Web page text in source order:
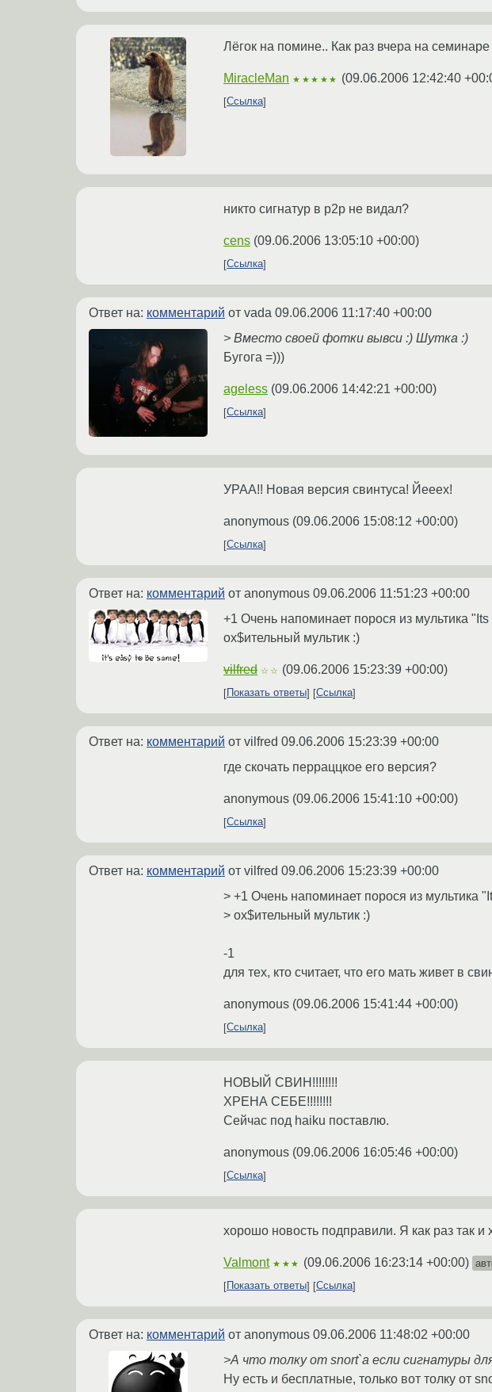
Лёгок на помине.. Как раз вчера на
MiracleMan ★★★★★ (09.06.2006 12:42:40
Ссылка
никто сигнатур в p2p не видал?
cens (09.06.2006 13:05:10 +00:00)
Ссылка
Ответ на: комментарий от vada 09.06.2006 11:17:40 +00:00
> Вместо своей фотки вывси :) Шутка :)
Бугога =)))
ageless (09.06.2006 14:42:21 +00:00)
Ссылка
УРАА!! Новая версия свинтуса! Йееех!
anonymous (09.06.2006 15:08:12 +00:00)
Ссылка
Ответ на: комментарий от anonymous 09.06.2006 11:51:23 +00:00
+1 Очень напоминает порося из мультика
ох$ительный мультик :)
vilfred ☆☆ (09.06.2006 15:23:39 +00:00)
Показать ответы Ссылка
Ответ на: комментарий от vilfred 09.06.2006 15:23:39 +00:00
где скочать перраццкое его версия?
anonymous (09.06.2006 15:41:10 +00:00)
Ссылка
Ответ на: комментарий от vilfred 09.06.2006 15:23:39 +00:00
> +1 Очень напоминает порося из мультика
> ох$ительный мультик :)
-1
для тех, кто считает, что его мать живет в
anonymous (09.06.2006 15:41:44 +00:00)
Ссылка
НОВЫЙ СВИН!!!!!!!!
ХРЕНА СЕБЕ!!!!!!!!
Сейчас под haiku поставлю.
anonymous (09.06.2006 16:05:46 +00:00)
Ссылка
хорошо новость подправили. Я как раз так и
Valmont ★★★ (09.06.2006 16:23:14 +00:00)
Показать ответы
Ссылка
Ответ на: комментарий от anonymous 09.06.2006 11:48:02 +00:00
>А что толку от snort`а если сигнатуры
Ну есть и бесплатные, только вот толку от